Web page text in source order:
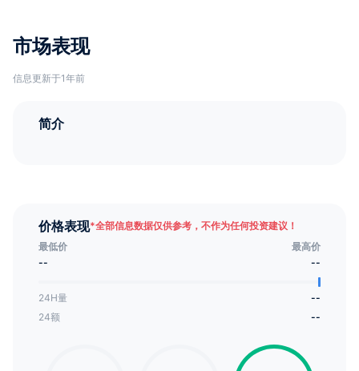
市场表现
信息更新于1年前
简介
价格表现*全部信息数据仅供参考，不作为任何投资建议！
最低价
最高价
--
--
24H量
--
24额
--